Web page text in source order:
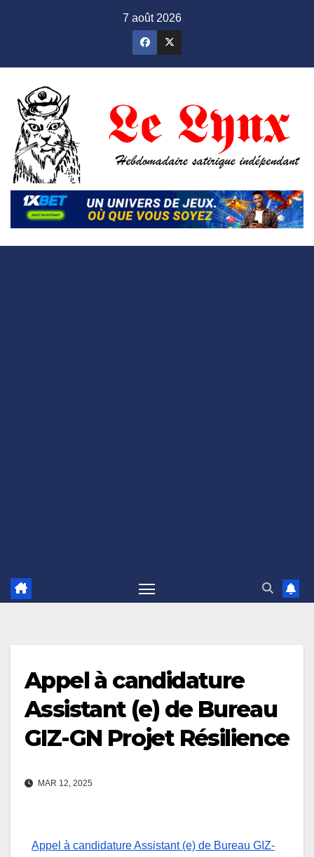
7 août 2026
Appel à candidature
Assistant (e) de Bureau
GIZ-GN Projet Résilience
MAR 12, 2025
Appel à candidature Assistant (e) de Bureau GIZ-